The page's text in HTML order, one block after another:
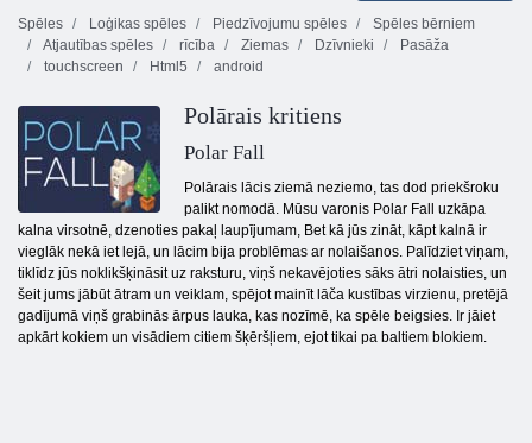
Spēles
Loģikas spēles Piedzīvojumu spēles
Spēles bērniem
Atjautības spēles
rīcība Ziemas Dzīvnieki
Pasāža
touchscreen
Html5 android
Polārais kritiens
Polar Fall
Polārais lācis ziemā neziemo, tas dod priekšroku
palikt nomodā. Mūsu varonis Polar Fall uzkāpa
kalna virsotnē, dzenoties pakaļ laupījumam, Bet kā jūs zināt, kāpt kalnā ir
vieglāk nekā iet lejā, un lācim bija problēmas ar nolaišanos. Palīdziet viņam,
tiklīdz jūs noklikšķināsit uz raksturu, viņš nekavējoties sāks ātri nolaisties, un
šeit jums jābūt ātram un veiklam, spējot mainīt lāča kustības virzienu, pretējā
gadījumā viņš grabinās ārpus lauka, kas nozīmē, ka spēle beigsies. Ir jāiet
apkārt kokiem un visādiem citiem šķēršļiem, ejot tikai pa baltiem blokiem.